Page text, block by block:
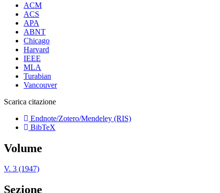
ACM
ACS
APA
ABNT
Chicago
Harvard
IEEE
MLA
Turabian
Vancouver
Scarica citazione
Endnote/Zotero/Mendeley (RIS)
BibTeX
Volume
V. 3 (1947)
Sezione